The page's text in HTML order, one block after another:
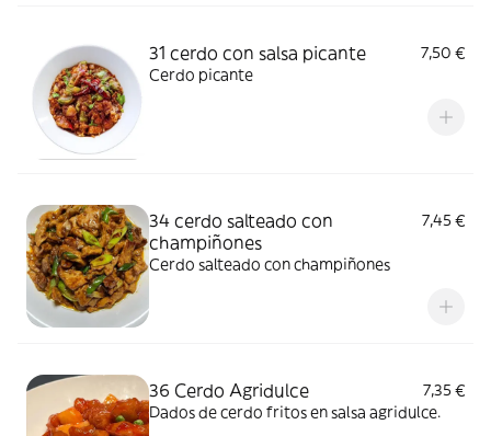
31 cerdo con salsa picante
7,50 €
Cerdo picante
34 cerdo salteado con
champiñones
7,45 €
Cerdo salteado con champiñones
36 Cerdo Agridulce
7,35 €
Dados de cerdo fritos en salsa agridulce.